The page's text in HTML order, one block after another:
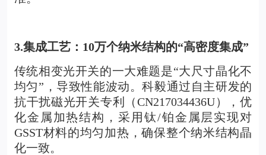
3.集成工艺：10万个纳米结构的“高密度集成”
传统相变光开关的一大难题是“大尺寸晶化不
均匀”，导致性能波动。科毅通过自主研发的
抗干扰磁光开关专利（CN217034436U），优
化金属加热结构，采用钛/铂金属层实现对
GSST材料的均匀加热，确保整个纳米结构晶
化一致。